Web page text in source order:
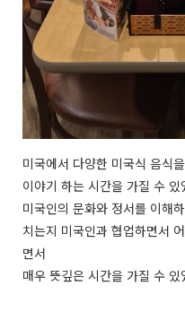
미국에서 다양한 미국식 음식
이야기 하는 시간을 가질 수 있
미국인의 문화와 정서를 이해
치는지 미국인과 협업하면서
면서
매우 뜻깊은 시간을 가질 수 있